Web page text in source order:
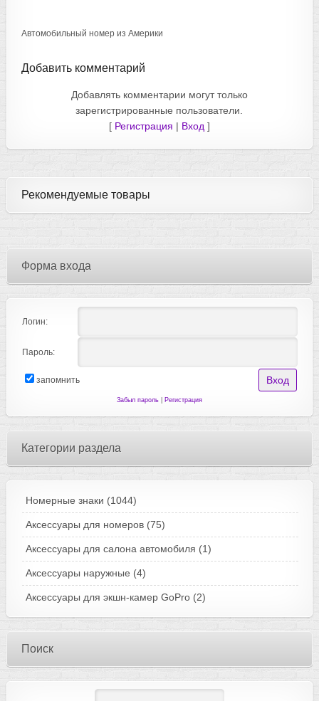
Автомобильный номер из Америки
Добавить комментарий
Добавлять комментарии могут только
зарегистрированные пользователи.
[ Регистрация | Вход ]
Рекомендуемые товары
Форма входа
Логин:
Пароль:
запомнить
Забыл пароль| Регистрация
Категории раздела
Номерные знаки (1044)
Аксессуары для номеров (75)
Аксессуары для салона автомобиля (1)
Аксессуары наружные (4)
Аксессуары для экшн-камер GoPro (2)
Поиск